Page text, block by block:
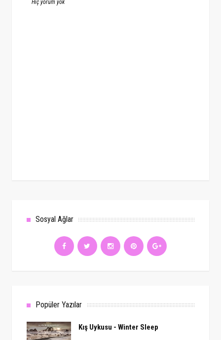
Hiç yorum yok
Sosyal Ağlar
Popüler Yazılar
Kış Uykusu - Winter Sleep